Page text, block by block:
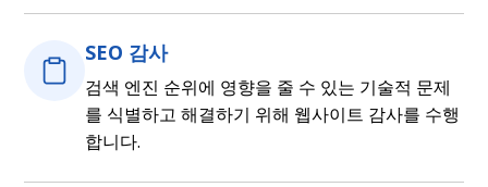
SEO 감사
검색 엔진 순위에 영향을 줄 수 있는 기술적 문제
를 식별하고 해결하기 위해 웹사이트 감사를 수행
합니다.